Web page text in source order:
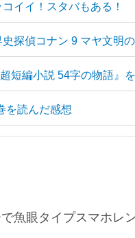
イイ！スタバもある！
史探偵コナン 9 マヤ文明
短編小説 54字の物語』
を読んだ感想
魚眼タイプスマホレ